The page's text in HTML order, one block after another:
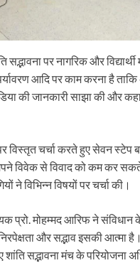
सद्भावना पर नागरिक और
आदि पर काम करना है
की जानकारी साझा की और
पर विस्तृत चर्चा करते हुए सेवन
विवेक से विवाद को कम कर
ने विभिन्न विषयों पर चर्चा की।
प्रो. मोहम्मद आरिफ ने संविधान
और सद्भाव इसकी आत्मा
सद्भावना मंच के परियोजना